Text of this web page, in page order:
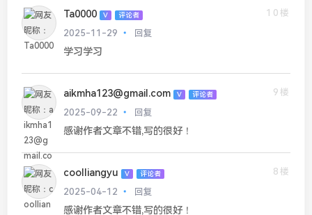
Ta0000 V 评论者
10楼
2025-11-29
回复
学习学习
aikmha123@gmail.com V 评论者
9楼
2025-09-22
回复
感谢作者文章不错,写的很好！
coolliangyu V 评论者
8楼
2025-04-12
回复
感谢作者文章不错,写的很好！